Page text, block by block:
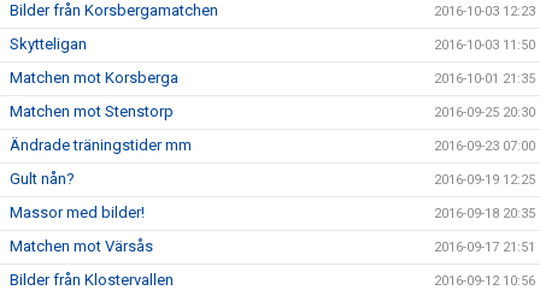
Bilder från Korsbergamatchen 2016-10-03 12:23
Skytteligan 2016-10-03 11:50
Matchen mot Korsberga 2016-10-01 21:35
Matchen mot Stenstorp 2016-09-25 20:30
Ändrade träningstider mm 2016-09-23 07:00
Gult nån? 2016-09-19 12:25
Massor med bilder! 2016-09-18 20:35
Matchen mot Värsås 2016-09-17 21:51
Bilder från Klostervallen 2016-09-12 10:56